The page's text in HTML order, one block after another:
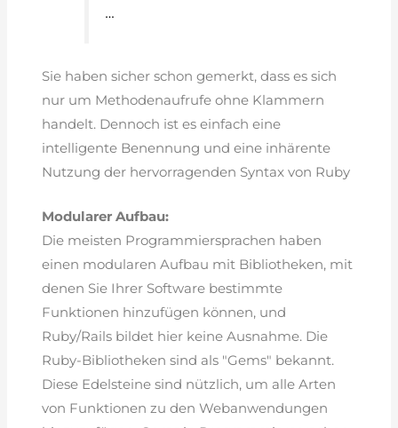
…
Sie haben sicher schon gemerkt, dass es sich
nur um Methodenaufrufe ohne Klammern
handelt. Dennoch ist es einfach eine
intelligente Benennung und eine inhärente
Nutzung der hervorragenden Syntax von Ruby
Modularer Aufbau:
Die meisten Programmiersprachen haben
einen modularen Aufbau mit Bibliotheken, mit
denen Sie Ihrer Software bestimmte
Funktionen hinzufügen können, und
Ruby/Rails bildet hier keine Ausnahme. Die
Ruby-Bibliotheken sind als "Gems" bekannt.
Diese Edelsteine sind nützlich, um alle Arten
von Funktionen zu den Webanwendungen